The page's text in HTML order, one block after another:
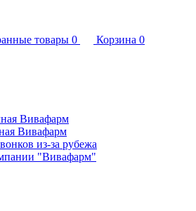
товары 0 Корзина 0
Вивафарм
Вивафарм
из-за рубежа
"Вивафарм"